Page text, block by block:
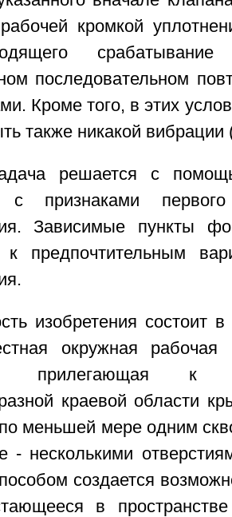
кромкой
последовательном
Кроме того, в этих
также никакой вибрации
решается с
с признаками
Зависимые пункты
к предпочтительным
изобретения состоит
окружная рабочая
прилегающая к
краевой области
меньшей мере одним
- несколькими
создается
в